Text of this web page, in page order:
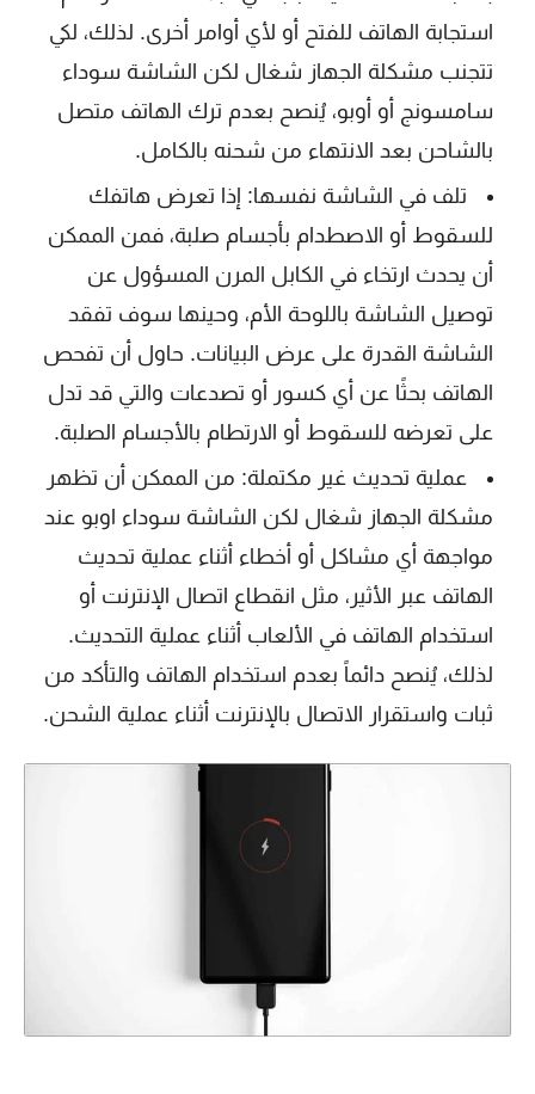
استجابة الهاتف للفتح أو لأي أوامر أخرى. لذلك، لكي
تتجنب مشكلة الجهاز شغال لكن الشاشة سوداء
سامسونج أو أوبو، يُنصح بعدم ترك الهاتف متصل
بالشاحن بعد الانتهاء من شحنه بالكامل.
تلف في الشاشة نفسها: إذا تعرض هاتفك
للسقوط أو الاصطدام بأجسام صلبة، فمن الممكن
أن يحدث ارتخاء في الكابل المرن المسؤول عن
توصيل الشاشة باللوحة الأم، وحينها سوف تفقد
الشاشة القدرة على عرض البيانات. حاول أن تفحص
الهاتف بحثًا عن أي كسور أو تصدعات والتي قد تدل
على تعرضه للسقوط أو الارتطام بالأجسام الصلبة.
عملية تحديث غير مكتملة: من الممكن أن تظهر
مشكلة الجهاز شغال لكن الشاشة سوداء اوبو عند
مواجهة أي مشاكل أو أخطاء أثناء عملية تحديث
الهاتف عبر الأثير، مثل انقطاع اتصال الإنترنت أو
استخدام الهاتف في الألعاب أثناء عملية التحديث.
لذلك، يُنصح دائماً بعدم استخدام الهاتف والتأكد من
ثبات واستقرار الاتصال بالإنترنت أثناء عملية الشحن.